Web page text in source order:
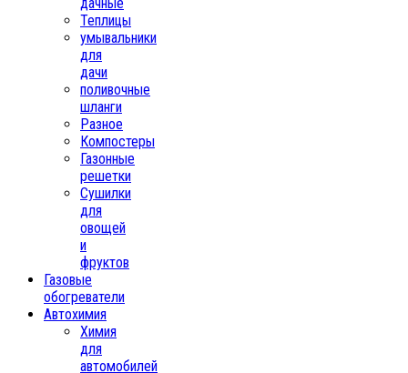
Теплицы
умывальники
для
дачи
поливочные
шланги
Разное
Компостеры
Газонные
решетки
Сушилки
для
овощей
и
фруктов
Газовые
обогреватели
Автохимия
Химия
для
автомобилей